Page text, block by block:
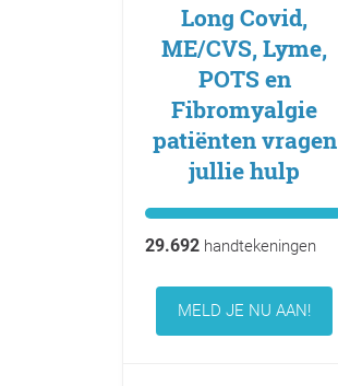
Long Covid,
ME/CVS, Lyme,
POTS en
Fibromyalgie
patiënten vragen
jullie hulp
29.692handtekeningen
MELD JE NU AAN!